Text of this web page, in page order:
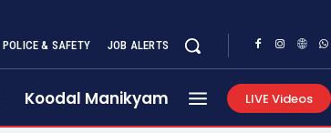
POLICE & SAFETY JOB ALERTS
Koodal Manikyam LIVE Videos